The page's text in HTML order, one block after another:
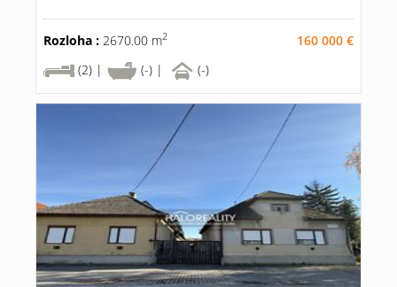
Rozloha : 2670.00 m2
160 000 €
(2) |
(-) | (-)